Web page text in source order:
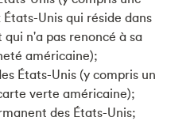
Unis qui réside dans
n'a pas renoncé à sa
américaine);
États-Unis (y compris un
verte américaine);
des États-Unis;